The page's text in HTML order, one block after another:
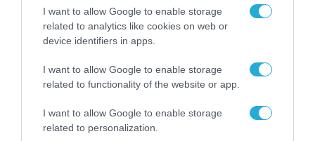
I want to allow Google to enable storage
related to analytics like cookies on web or
device identifiers in apps.
I want to allow Google to enable storage
related to functionality of the website or app.
I want to allow Google to enable storage
related to personalization.